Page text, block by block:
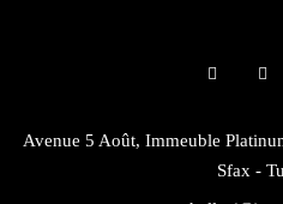
Avenue 5 Août, Immeuble
Sfax -